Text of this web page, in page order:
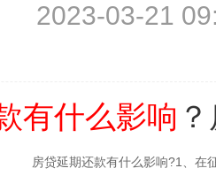
2023-03-21
有什么影响
房贷延期还款有什么影响?1、在